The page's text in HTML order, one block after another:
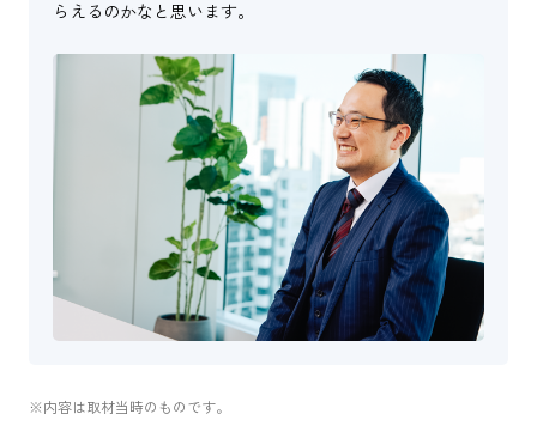
らえるのかなと思います。
※内容は取材当時のものです。